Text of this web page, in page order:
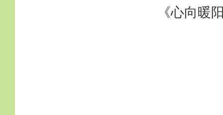
《心向暖